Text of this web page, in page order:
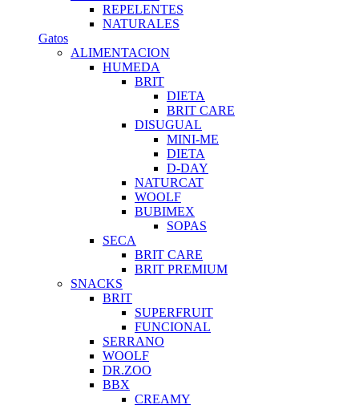
REPELENTES
NATURALES
Gatos
ALIMENTACION
HUMEDA
BRIT
DIETA
BRIT CARE
DISUGUAL
MINI-ME
DIETA
D-DAY
NATURCAT
WOOLF
BUBIMEX
SOPAS
SECA
BRIT CARE
BRIT PREMIUM
SNACKS
BRIT
SUPERFRUIT
FUNCIONAL
SERRANO
WOOLF
DR.ZOO
BBX
CREAMY